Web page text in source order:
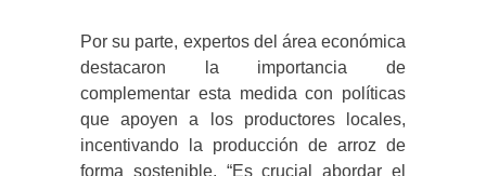
Por su parte, expertos del área económica
destacaron la importancia de
complementar esta medida con políticas
que apoyen a los productores locales,
incentivando la producción de arroz de
forma sostenible. “Es crucial abordar el